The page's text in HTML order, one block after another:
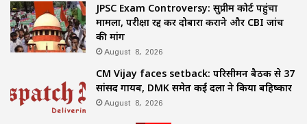
JPSC Exam Controversy: सुप्रीम कोर्ट पहुंचा
मामला, परीक्षा रद्द कर दोबारा कराने और CBI जांच
की मांग
August 8, 2026
CM Vijay faces setback: परिसीमन बैठक से 37
सांसद गायब, DMK समेत कई दलों ने किया बहिष्कार
August 8, 2026